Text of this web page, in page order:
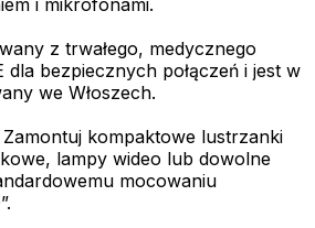
i mikrofonami.
z trwałego, medycznego
bezpiecznych połączeń i jest w
we Włoszech.
kompaktowe lustrzanki
lampy wideo lub dowolne
mocowaniu